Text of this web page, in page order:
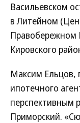
Васильевском
в Литейном
Правобережном
Кировского
Максим Ельцов,
ипотечного
перспективным
Приморский.